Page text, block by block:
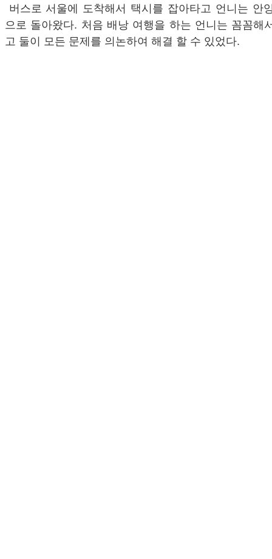
버스로 서울에 도착해서 택시를 잡아타고 언니는 안
으로 돌아왔다. 처음 배낭 여행을 하는 언니는 꼼꼼해
고 둘이 모든 문제를 의논하여 해결 할 수 있었다.